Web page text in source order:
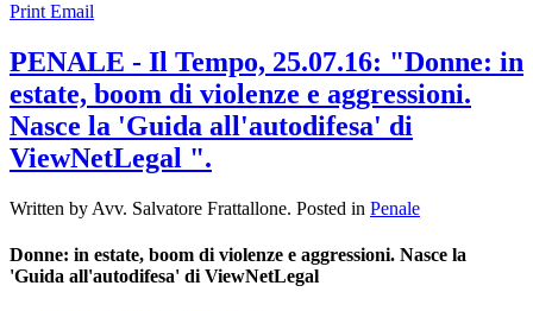
PrintEmail
PENALE - Il Tempo, 25.07.16: "Donne: in
estate, boom di violenze e aggressioni.
Nasce la 'Guida all'autodifesa' di
ViewNetLegal ".
Written by Avv. Salvatore Frattallone. Posted in Penale
Donne: in estate, boom di violenze e aggressioni. Nasce la
'Guida all'autodifesa' di ViewNetLegal